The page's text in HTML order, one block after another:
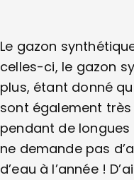
Le gazon
celles-ci, le gazon
plus, étant donné
sont également
pendant de
ne demande pas
d’eau à l’année !